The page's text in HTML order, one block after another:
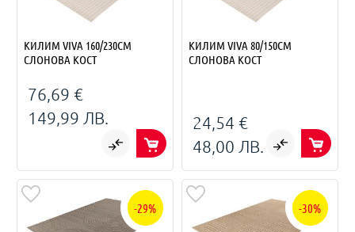
КИЛИМ VIVA 160/230СМ
СЛОНОВА КОСТ
76,69 €
149,99 ЛВ.
КИЛИМ VIVA 80/150СМ
СЛОНОВА КОСТ
24,54 €
48,00 ЛВ.
-29% -30%